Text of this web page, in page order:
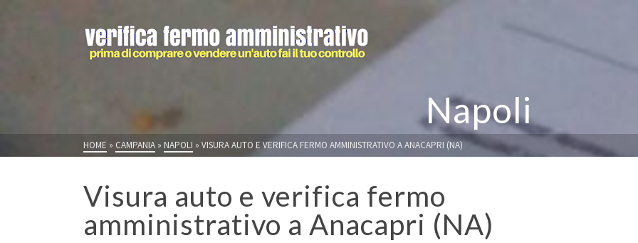
Napoli
HOME » CAMPANIA » NAPOLI » VISURA AUTO E VERIFICA FERMO AMMINISTRATIVO A ANACAPRI (NA)
Visura auto e verifica fermo
amministrativo a Anacapri (NA)